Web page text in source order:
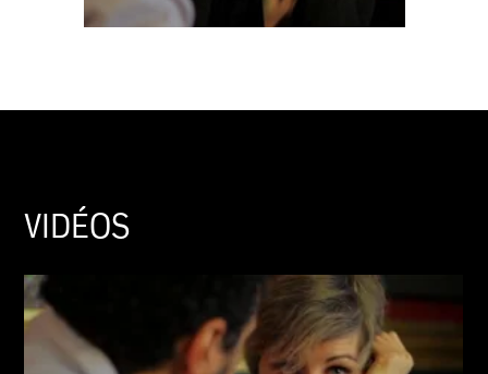
VIDÉOS